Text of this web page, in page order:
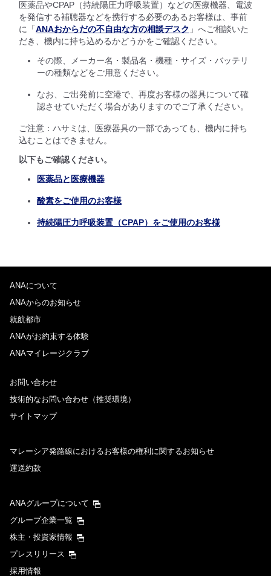
医薬品やCPAP（持続陽圧力呼吸装置）などの医療機器、電波
を発信する補聴器などを携行する必要のあるお客様は、事前
に「 ANAおからだの不自由な方の相談デスク 」へご相談いた
だき、機内に持ち込めるかどうかをご確認ください。
その際、メーカー名・製品名・機種・サイズ・バッテリ
ーの種類などをご用意ください。
なお、ご出発前に空港で、再度お客様の器具について確
認させていただく場合がありますのでご了承ください。
ご注意：ハサミは、医療器具の一部であっても、機内に持ち
込むことはできません。
以下もご確認ください。
医薬品と医療機器
酸素をご使用のお客様
持続陽圧力呼吸装置（CPAP）をご使用のお客様
ANAについて
ANAからのお知らせ
就航都市
ANAがお約束する体験
ANAマイレージクラブ
お問い合わせ
技術的なお問い合わせ（推奨環境）
サイトマップ
マレーシア発路線におけるお客様の権利に関するお知らせ
運送約款
ANAグループについて
グループ企業一覧
株主・投資家情報
プレスリリース
採用情報